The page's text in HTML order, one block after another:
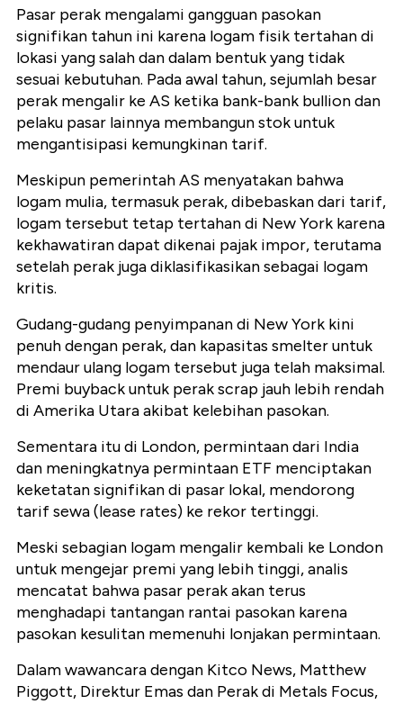
Pasar perak mengalami gangguan pasokan
signifikan tahun ini karena logam fisik tertahan di
lokasi yang salah dan dalam bentuk yang tidak
sesuai kebutuhan. Pada awal tahun, sejumlah besar
perak mengalir ke AS ketika bank-bank bullion dan
pelaku pasar lainnya membangun stok untuk
mengantisipasi kemungkinan tarif.
Meskipun pemerintah AS menyatakan bahwa
logam mulia, termasuk perak, dibebaskan dari tarif,
logam tersebut tetap tertahan di New York karena
kekhawatiran dapat dikenai pajak impor, terutama
setelah perak juga diklasifikasikan sebagai logam
kritis.
Gudang-gudang penyimpanan di New York kini
penuh dengan perak, dan kapasitas smelter untuk
mendaur ulang logam tersebut juga telah maksimal.
Premi buyback untuk perak scrap jauh lebih rendah
di Amerika Utara akibat kelebihan pasokan.
Sementara itu di London, permintaan dari India
dan meningkatnya permintaan ETF menciptakan
keketatan signifikan di pasar lokal, mendorong
tarif sewa (lease rates) ke rekor tertinggi.
Meski sebagian logam mengalir kembali ke London
untuk mengejar premi yang lebih tinggi, analis
mencatat bahwa pasar perak akan terus
menghadapi tantangan rantai pasokan karena
pasokan kesulitan memenuhi lonjakan permintaan.
Dalam wawancara dengan Kitco News, Matthew
Piggott, Direktur Emas dan Perak di Metals Focus,